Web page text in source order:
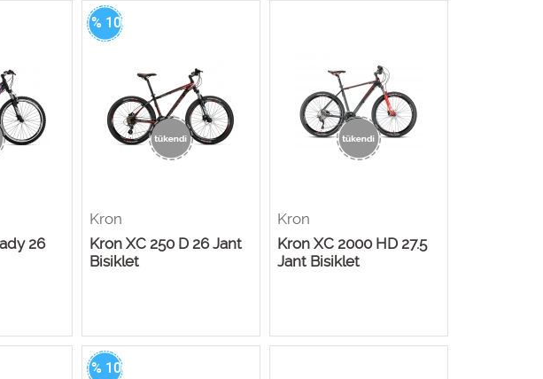
26
% 100
Kron
Kron XC 250 D 26 Jant
Bisiklet
Kron
Kron XC 2000 HD 27.5
Jant Bisiklet
% 100